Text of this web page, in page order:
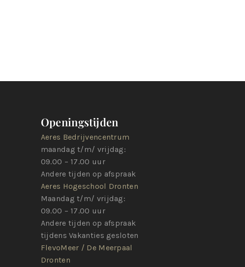
Openingstijden
Aeres Bedrijvencentrum
maandag t/m/ vrijdag:
09.00 – 17.00 uur
Andere tijden op afspraak
Aeres Hogeschool Dronten
Maandag t/m/ vrijdag:
09.00 – 17.00 uur
Andere tijden op afspraak
tijdens Vakanties gesloten
FlevoMeer / De Meerpaal
Dronten